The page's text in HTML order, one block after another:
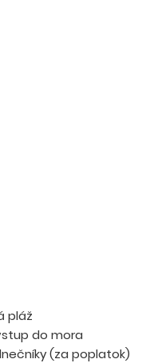
pláž
do mora
(za poplatok)